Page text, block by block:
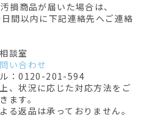
損商品が届いた場合は、
間以内に下記連絡先へご連絡
談室
い合わせ
ル：0120-201-594
、状況に応じた対応方法をご
ます。
る返品は承っておりません。